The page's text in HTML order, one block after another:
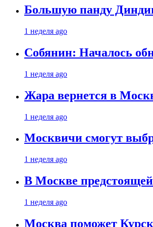
Большую панду
1 неделя ago
Собянин: Началось
1 неделя ago
Жара вернется в
1 неделя ago
Москвичи смогут
1 неделя ago
В Москве
1 неделя ago
Москва поможет